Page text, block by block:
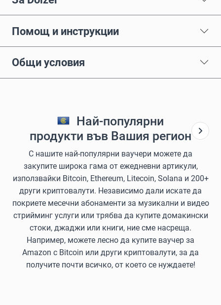
Помощ и инструкции
Общи условия
Най-популярни
продукти във Вашия регион
С нашите най-популярни ваучери можете да
закупите широка гама от ежедневни артикули,
използвайки Bitcoin, Ethereum, Litecoin, Solana и 200+
други криптовалути. Независимо дали искате да
покриете месечни абонаменти за музикални и видео
стрийминг услуги или трябва да купите домакински
стоки, джаджи или книги, ние сме насреща.
Например, можете лесно да купите ваучер за
Amazon с Bitcoin или други криптовалути, за да
получите почти всичко, от което се нуждаете!